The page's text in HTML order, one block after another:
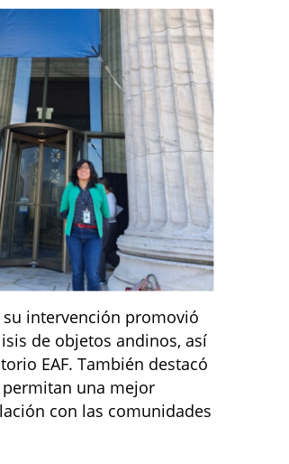
su intervención promovió
de objetos andinos, así
EAF. También destacó
una mejor
con las comunidades